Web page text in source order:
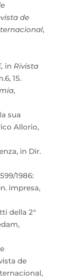
de
,
in Rivista
15.
,
sua
Allorio,
in Dir.
1986:
impresa,
della 2°
de